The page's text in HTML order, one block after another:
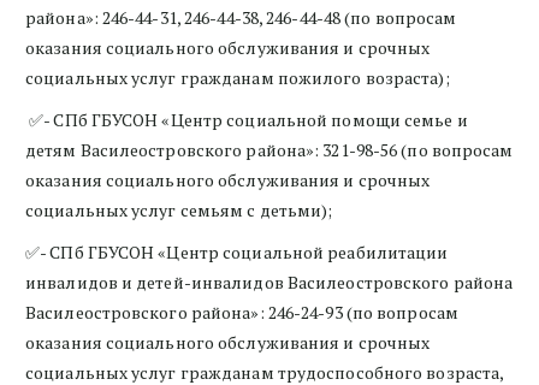
района»: 246-44-31, 246-44-38, 246-44-48 (по вопросам
оказания социального обслуживания и срочных
социальных услуг гражданам пожилого возраста);
✅- СПб ГБУСОН «Центр социальной помощи семье и
детям Василеостровского района»: 321-98-56 (по вопросам
оказания социального обслуживания и срочных
социальных услуг семьям с детьми);
✅- СПб ГБУСОН «Центр социальной реабилитации
инвалидов и детей-инвалидов Василеостровского района
Василеостровского района»: 246-24-93 (по вопросам
оказания социального обслуживания и срочных
социальных услуг гражданам трудоспособного возраста,